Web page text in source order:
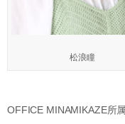
松浪瞳
OFFICE MINAMIKAZE所